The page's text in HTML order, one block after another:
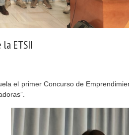
ETSII
el primer Concurso de